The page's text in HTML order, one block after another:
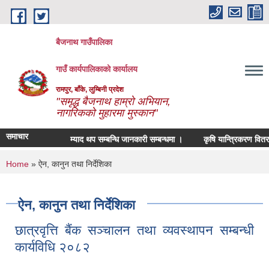
Skip to main content
बैजनाथ गाउँपालिका
गाउँ कार्यपालिकाको कार्यालय
रामपुर, बाँके, लुम्बिनी प्रदेश
"समृद्ध बैजनाथ हाम्रो अभियान,
नागरिकको मुहारमा मुस्कान"
समाचार म्याद थप सम्बन्धि जानकारी सम्बन्धमा । कृषि यान्त्रिकरण वितरण
You are here
Home » ऐन, कानुन तथा निर्देशिका
ऐन, कानुन तथा निर्देशिका
छात्रवृत्ति बैंक सञ्चालन तथा व्यवस्थापन सम्बन्धी
कार्यविधि २०८२